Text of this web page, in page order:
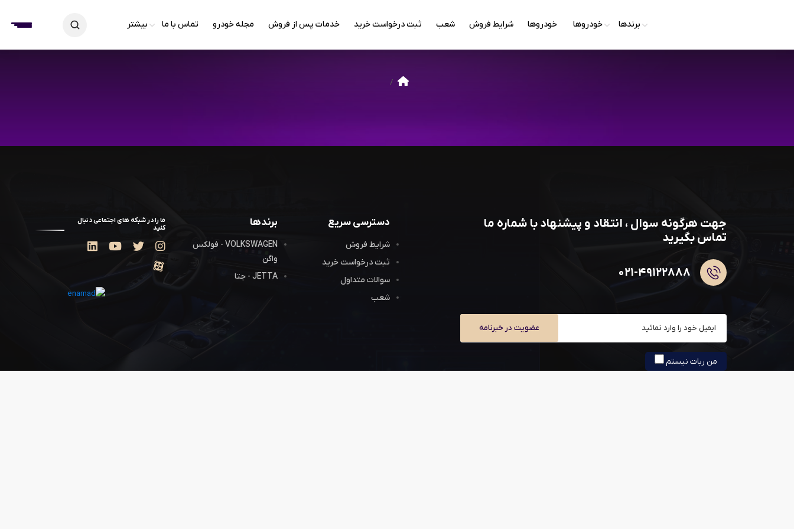
برندها خودروها خودروها شرایط فروش شعب ثبت درخواست خرید خدمات پس از فروش مجله خودرو تماس با ما بیشتر
جهت هرگونه سوال ، انتقاد و پیشنهاد با شماره ما
تماس بگیرید
۰۲۱-۴۹۱۲۲۸۸۸
عضویت در خبرنامه
من ربات نیستم
دسترسی سریع
شرایط فروش
ثبت درخواست خرید
سوالات متداول
شعب
برندها
VOLKSWAGEN - فولکس
واگن
JETTA - جتا
ما را در شبکه های اجتماعی دنبال
کنید